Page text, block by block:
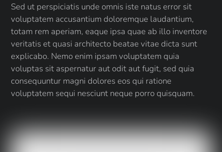
Sed ut perspiciatis unde omnis iste natus error sit
voluptatem accusantium doloremque laudantium,
totam rem aperiam, eaque ipsa quae ab illo inventore
veritatis et quasi architecto beatae vitae dicta sunt
explicabo. Nemo enim ipsam voluptatem quia
voluptas sit aspernatur aut odit aut fugit, sed quia
consequuntur magni dolores eos qui ratione
voluptatem sequi nesciunt neque porro quisquam.